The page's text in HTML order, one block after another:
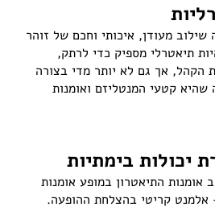
שילוב מעודן, איכותי וחכם של זוהר
תיאטרלי מספיק כדי לרתק,
הקהל, אך גם לא יותר מדי בצורה
קטעי המנטליזם ואומנות
יכולות בימתיות
התיאטרון במופע אומנות
אלמנט קריטי בהצלחת ההופעה.